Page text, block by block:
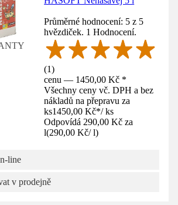
Průměrné hodnocení: 5 z 5
hvězdiček. 1 Hodnocení.
(1)
cenu — 1450,00 Kč *
Všechny ceny vč. DPH a bez
nákladů na přepravu za
ks1450,00 Kč*/ ks
Odpovídá 290,00 Kč za
l(290,00 Kč/ l)
line
v prodejně